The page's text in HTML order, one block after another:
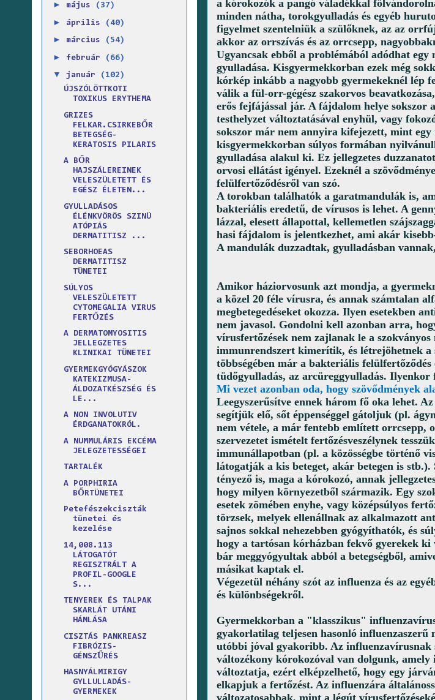
a kórokozók a pangó váladékkal
minden nátha, torokgyulladás és egyéb
figyelmet szentelniük a szülőknek, az az
akkor az orrszívás és az orrcsepp,
Ugyancsak ebből a problémából adódhat
gyulladása. Kisgyermekkorban ezek még
kórkép inkább a nagyobb gyermekeknél lép
válik a fül-orr-gégész szakorvos
erős fejfájással jár. A fájdalom helye sokszor
testhelyzet változtatásával enyhül, vagy
sokszor már nem annyira kifejezett, mint
kisgyermekkorban súlyos formában
gyulladása alakul ki. Ez jellegzetes
orvosi ellátást igényel. Ezeknél a
felülfertőződésről van szó.
A torokban találhatók a garatmandulák is,
bakteriális eredetű, de vírusos is lehet. A
lázzal, elesett állapottal, kellemetlen
hasi fájdalom is jelentkezhet, ami akár
A mandulák duzzadtak, gyulladásban
Amikor háziorvosunk azt mondja, a
a közel 20 féle vírusra, és annak számtalan
megbetegedéseket okozza. Ilyen esetekben
nem javasol. Gondolni kell azonban arra,
vírusfertőzések nem zajlanak le a
immunrendszert kimerítik, és létrejöhetnek a
többségében már a bakteriális
tüdőgyulladás, az arcüreggyulladás.
Mi vezet azonban oda, hogy szövődmények
Leegyszerűsítve ennek három fő oka lehet. Az
segítjük elő, sőt éppenséggel gátoljuk (pl.
nem vétele, a már fentebb említett orrcsepp,
szervezetet ismételt fertőzésveszélynek
immunállapotban (pl. a közösségbe történő
látogatják a kis beteget, akár betegen is
tényező is, maga a kórokozó, annak
hogy milyen környezetből származik. Egy
esetek zömében enyhe, vagy középsúlyos
törzsek, melyek ellenállnak az alkalmazott
sajnos sokkal nehezebben gyógyíthatók, és
hogy a tartósan kórházban fekvő gyerekek ki
bár meggyógyultak abból a betegségből,
másikat kaptak el.
Végezetül néhány szót az influenza és az
és különbségekről.
Gyermekkorban a "klasszikus"
gyakorlatilag teljesen hasonló influenzaszerű
utóbbi jóval gyakoribb. Az
változékony kórokozóval van dolgunk,
változtatja, ezért elképzelhető, hogy egy
elkapjuk a fertőzést. Az influenzára
► május (37)
► április (40)
► március (54)
► február (66)
▼ január
(102)
ÚJSZÓLÖTTKOTI
TOXIKUS ERYTHEMA
GRIZES
FELKAR.CSIRKEBŐR
BETEGSÉG-
KERATOSIS PILARIS
A BŐR
HAJSZÁLEREINEK
VELESZÜLETETT ÉS
EGÉSZ ÉLETEN...
GYULLADÁSOS
ÉLÉNKVÖRÖS SZINÜ
ATÓPIÁS
DERMATITISZ ...
SEBORHOEAS
DERMATITISZ
TÜNETEI
SÚLYOS
VELESZÜLETETT
CYTOMEGALIA VIRUS
FERTŐZÉS
A DERMATOMYOSITIS
JELLEGZETES
KLINIKAI TÜNETEI
GYERMEKGYÓGYÁSZOK
KATEKIZMUSA-
ÁLDOZATKÉSZSÉG ÉS
LE...
A NON INVOLUTIV
ÉRDGANATOKRÓL.
A NUMMULÁRIS EKCÉMA
JELEGZETESSÉGEI
TARTALÉK
A PORPHIRIA
BŐRTÜNETEI
Petefészekciszták
tünetei és
kezelése
14,008.113
LÁTOGATÓT
REGISZTRÁLT A
PROFIL-GOOGLE
S...
TENYEREK ÉS TALPAK
SKARLÁT UTÁNI
HÁMLÁSA
CISZTÁS PANKREASZ
FIBRÓZIS-
GÉNSZŰRÉS
HASNYÁLMIRIGY
GYLLULLADÁS-
GYERMEKEK